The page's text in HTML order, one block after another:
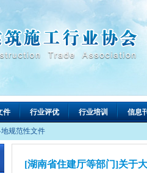
件 行业评优 行业培训 信息
规范性文件
[湖南省住建厅等部门]关于